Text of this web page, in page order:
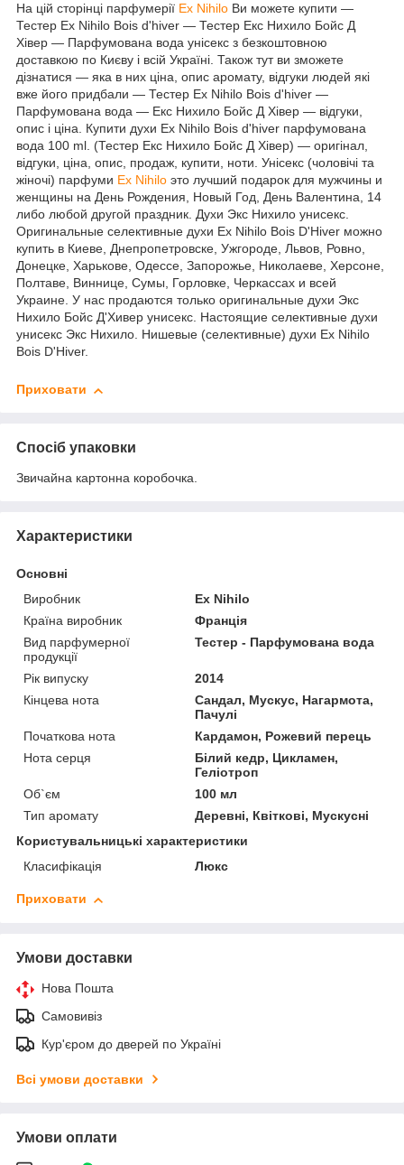
На цій сторінці парфумерії Ex Nihilo Ви можете купити ―
Тестер Ex Nihilo Bois d'hiver ― Тестер Екс Нихило Бойс Д
Хівер ― Парфумована вода унісекс з безкоштовною
доставкою по Києву і всій Україні. Також тут ви зможете
дізнатися ― яка в них ціна, опис аромату, відгуки людей які
вже його придбали ― Тестер Ex Nihilo Bois d'hiver ―
Парфумована вода ― Екс Нихило Бойс Д Хівер ― відгуки,
опис і ціна. Купити духи Ex Nihilo Bois d'hiver парфумована
вода 100 ml. (Тестер Екс Нихило Бойс Д Хівер) ― оригінал,
відгуки, ціна, опис, продаж, купити, ноти. Унісекс (чоловічі та
жіночі) парфуми Ex Nihilo это лучший подарок для мужчины и
женщины на День Рождения, Новый Год, День Валентина, 14
либо любой другой праздник. Духи Экс Нихило унисекс.
Оригинальные селективные духи Ex Nihilo Bois D'Hiver можно
купить в Киеве, Днепропетровске, Ужгороде, Львов, Ровно,
Донецке, Харькове, Одессе, Запорожье, Николаеве, Херсоне,
Полтаве, Виннице, Сумы, Горловке, Черкассах и всей
Украине. У нас продаются только оригинальные духи Экс
Нихило Бойс Д'Хивер унисекс. Настоящие селективные духи
унисекс Экс Нихило. Нишевые (селективные) духи Ex Nihilo
Bois D'Hiver.
Приховати
Спосіб упаковки
Звичайна картонна коробочка.
Характеристики
Основні
Виробник
Ex Nihilo
Країна виробник
Франція
Вид парфумерної
продукції
Тестер - Парфумована вода
Рік випуску
2014
Кінцева нота
Сандал, Мускус, Нагармота,
Пачулі
Початкова нота
Кардамон, Рожевий перець
Нота серця
Білий кедр, Цикламен,
Геліотроп
Об`єм
100 мл
Тип аромату
Деревні, Квіткові, Мускусні
Користувальницькі характеристики
Класифікація
Люкс
Приховати
Умови доставки
Нова Пошта
Самовивіз
Кур'єром до дверей по Україні
Всі умови доставки
Умови оплати